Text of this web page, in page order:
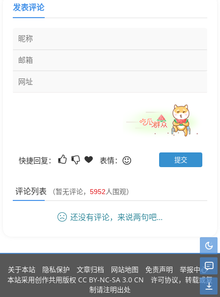
发表评论
快捷回复： 表情：
评论列表 （暂无评论， 5952人围观）
还没有评论，来说两句吧...
关于本站 隐私保护 文章归档 网站地图 免责声明 举报中心
本站采用创作共用版权 CC BY-NC-SA 3.0 CN
许可协议，转载或复
制请注明出处